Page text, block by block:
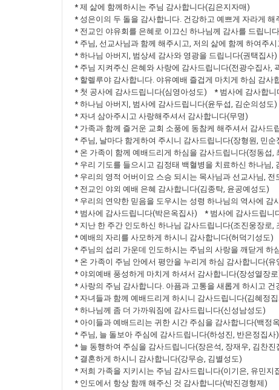
* 제 삶에 함께하시는 주님 감사합니다(김은지자매)
* 성은이의 두 돌을 감사합니다. 건강하고 예쁘게 자라게
* 전교인 야유회를 은혜로 이끄신 하나님께 감사를 드립니
* 주님, 선교사님과 함께 해주시고, 저의 삶에 함께 하여주
* 하나님 아버지, 범상세 감사와 영광을 드립니다(권택집사)
* 주님 지켜주신 은혜와 사랑에 감사드립니다(전광수집사,
* 할렐루야 감사합니다. 야유예배 즐겁게 마치게 하심 감사
* 첫 공사에 감사드립니다(심영아성도) * 범사에 감사합니
* 하나님 아버지, 범사에 감사드립니다(윤두섭, 김순의성도)
* 자녀 삼아주시고 사랑해주셔서 감사합니다(무명)
* 가족과 함께 즐거운 교회 소풍에 동참케 해주셔서 감사드
* 주님, 날마다 함게하여 주시니 감사드립니다(장형원, 민순
* 온 가족이 함께 예배드리게 하심을 감사드립니다(정동섭,
* 우리 기도를 들으시고 김정태 백혈병을 치료하신 하나님,
* 우리의 영적 어버이요 스승 되시는 목사님과 선교사님,
* 전교인 야외 예배 은혜 감사합니다(김종탁, 윤공예성도)
* 우리의 연약한 믿음을 도우시는 성령 하나님의 역사에 감
* 범사에 감사드립니다(박은옥집사) * 범사에 감사드립니
* 지난 한 주간 인도하신 하나님 감사드립니다(조진웅장로,
* 예배의 자리를 사모하게 하시니 감사합니다(허덕기성도)
* 주님의 섭리 가운데 인도하시는 주님의 사랑을 깨닫게 하
* 온 가족이 주님 안에서 평안을 누리게 하심 감사합니다(유
* 야외예배 풍성하게 마치게 하셔서 감사합니다(장성열장
* 사랑의 주님 감사합니다. 아픔과 고통을 새롭게 하시고
* 자녀들과 함께 예배드리게 하시니 감사드립니다(김혜정
* 하나님께 좀 더 가까워짐에 감사드립니다(신성남성도)
* 아이들과 예배드리는 귀한 시간 주심을 감사합니다(백정
* 주님, 늘 돌보아 주심에 감사드립니다(하성진, 반은정집사)
* 늘 동행하여 주심을 감사드립니다(장은석, 장재우, 김찬진
* 결혼하게 하시니 감사합니다(강무승, 김별성도)
* 저희 가족을 지키시는 주님 감사드립니다(이기은, 유민지
* 인도에서 항상 함깨 해주신 것 감사합니다(박진경형제)